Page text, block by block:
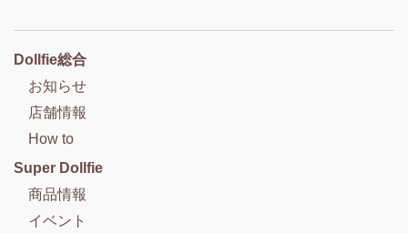
Dollfie総合
お知らせ
店舗情報
How to
Super Dollfie
商品情報
イベント